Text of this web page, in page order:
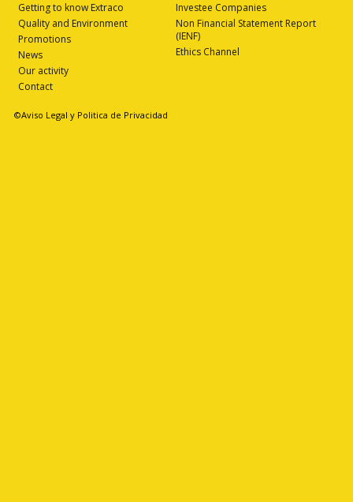
Getting to know Extraco
Quality and Environment
Promotions
News
Our activity
Contact
Investee Companies
Non Financial Statement Report
(IENF)
Ethics Channel
©Aviso Legal y Politica de Privacidad